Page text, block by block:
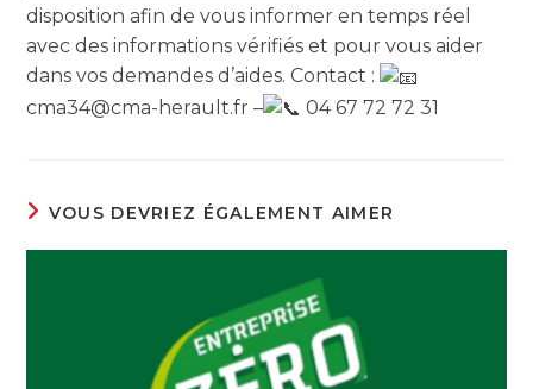
disposition afin de vous informer en temps réel
avec des informations vérifiés et pour vous aider
dans vos demandes d’aides. Contact :
cma34@cma-herault.fr –
04 67 72 72 31
VOUS DEVRIEZ ÉGALEMENT AIMER